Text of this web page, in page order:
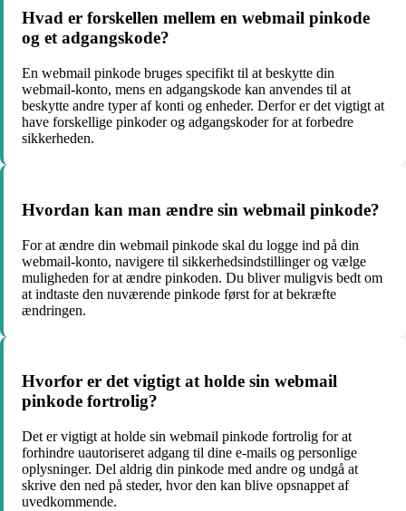
Hvad er forskellen mellem en webmail pinkode
og et adgangskode?
En webmail pinkode bruges specifikt til at beskytte din
webmail-konto, mens en adgangskode kan anvendes til at
beskytte andre typer af konti og enheder. Derfor er det vigtigt at
have forskellige pinkoder og adgangskoder for at forbedre
sikkerheden.
Hvordan kan man ændre sin webmail pinkode?
For at ændre din webmail pinkode skal du logge ind på din
webmail-konto, navigere til sikkerhedsindstillinger og vælge
muligheden for at ændre pinkoden. Du bliver muligvis bedt om
at indtaste den nuværende pinkode først for at bekræfte
ændringen.
Hvorfor er det vigtigt at holde sin webmail
pinkode fortrolig?
Det er vigtigt at holde sin webmail pinkode fortrolig for at
forhindre uautoriseret adgang til dine e-mails og personlige
oplysninger. Del aldrig din pinkode med andre og undgå at
skrive den ned på steder, hvor den kan blive opsnappet af
uvedkommende.